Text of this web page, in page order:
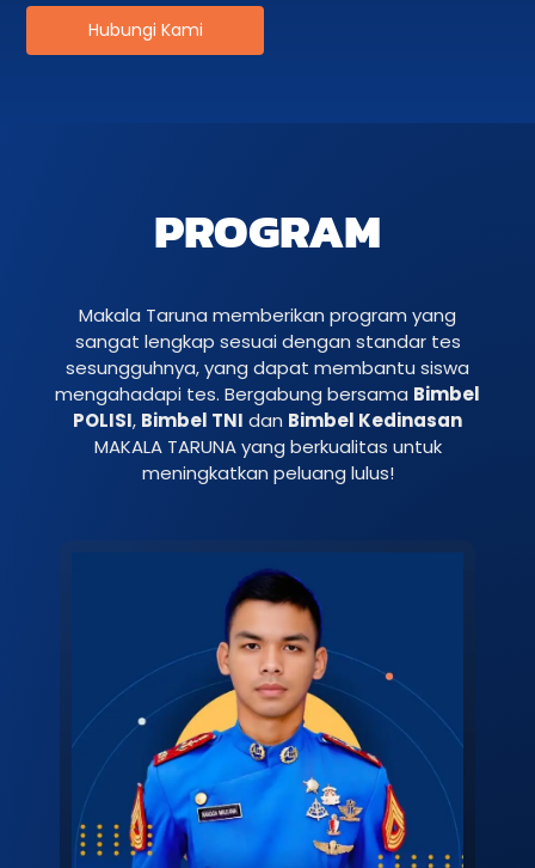
Hubungi Kami
PROGRAM
Makala Taruna memberikan program yang
sangat lengkap sesuai dengan standar tes
sesungguhnya, yang dapat membantu siswa
mengahadapi tes. Bergabung bersama Bimbel
POLISI, Bimbel TNI dan Bimbel Kedinasan
MAKALA TARUNA yang berkualitas untuk
meningkatkan peluang lulus!